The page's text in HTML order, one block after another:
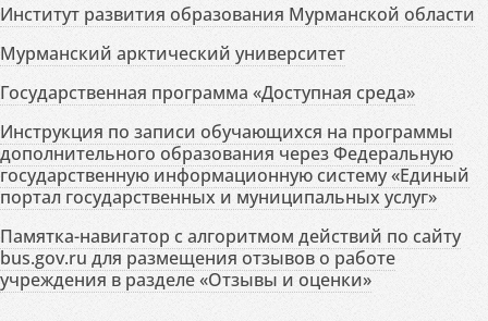
Институт развития образования Мурманской области
Мурманский арктический университет
Государственная программа «Доступная среда»
Инструкция по записи обучающихся на программы
дополнительного образования через Федеральную
государственную информационную систему «Единый
портал государственных и муниципальных услуг»
Памятка-навигатор с алгоритмом действий по сайту
bus.gov.ru для размещения отзывов о работе
учреждения в разделе «Отзывы и оценки»